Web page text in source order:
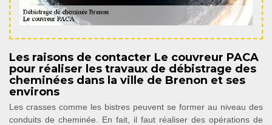
Les raisons de contacter Le couvreur PACA
pour réaliser les travaux de débistrage des
cheminées dans la ville de Brenon et ses
environs
Les crasses comme les bistres peuvent se former au niveau des
conduits de cheminée. En fait, il faut réaliser des opérations de